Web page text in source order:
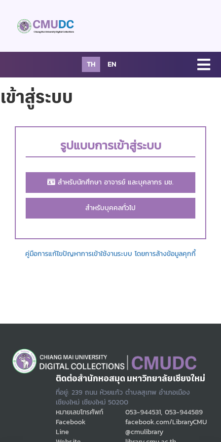
TH EN
เข้าสู่ระบบ
รูปแบบการเข้าสู่ระบบ
สำหรับนักศึกษา อาจารย์ และบุคลากร มช.
สำหรับบุคคลทั่วไป
คู่มือการแก้ไขปัญหาการเข้าใช้งานระบบ โดยการล้างข้อมูลคุกกี้
ติดต่อสำนักหอสมุด มหาวิทยาลัยเชียงใหม่
ที่อยู่: 239 ถนน ห้วยแก้ว ตำบลสุเทพ อำเภอเมือง
เชียงใหม่ เชียงใหม่ 50200
หมายเลขโทรศัพท์ 053-944531, 053-944589
Facebook
facebook.com/LibraryCMU
Line
@cmulibrary